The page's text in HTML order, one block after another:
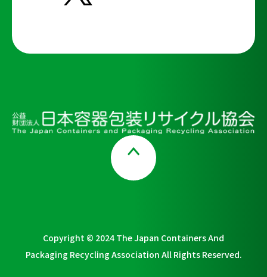
Copyright © 2024 The Japan Containers And
Packaging Recycling Association All Rights Reserved.